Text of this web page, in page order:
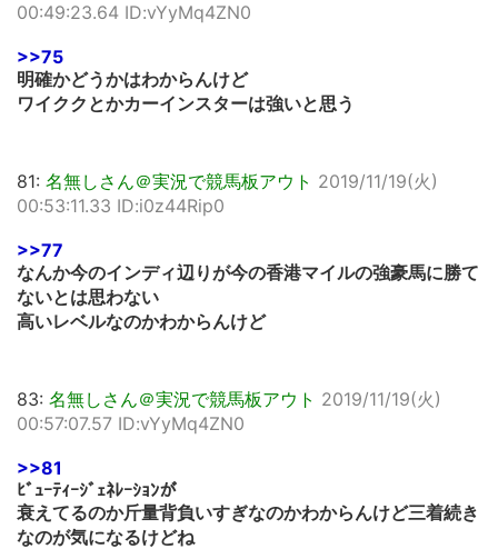
00:49:23.64 ID:vYyMq4ZN0
>>75
明確かどうかはわからんけど
ワイククとかカーインスターは強いと思う
81: 名無しさん＠実況で競馬板アウト 2019/11/19(火)
00:53:11.33 ID:i0z44Rip0
>>77
なんか今のインディ辺りが今の香港マイルの強豪馬に勝て
ないとは思わない
高いレベルなのかわからんけど
83: 名無しさん＠実況で競馬板アウト 2019/11/19(火)
00:57:07.57 ID:vYyMq4ZN0
>>81
ﾋﾞｭｰﾃｨｰｼﾞｪﾈﾚｰｼｮﾝが
衰えてるのか斤量背負いすぎなのかわからんけど三着続き
なのが気になるけどね